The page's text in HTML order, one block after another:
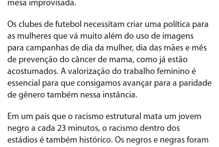
mesa improvisada.
Os clubes de futebol necessitam criar uma política para
as mulheres que vá muito além do uso de imagens
para campanhas de dia da mulher, dia das mães e mês
de prevenção do câncer de mama, como já estão
acostumados. A valorização do trabalho feminino é
essencial para que consigamos avançar para a paridade
de gênero também nessa instância.
Em um país que o racismo estrutural mata um jovem
negro a cada 23 minutos, o racismo dentro dos
estádios é também histórico. Os negros e negras foram